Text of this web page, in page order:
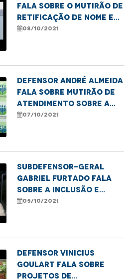
fala sobre o mutirão de
retificação de nome e
gênero para pessoas
08/10/2021
Defensor André Almeida
fala sobre mutirão de
atendimento sobre a
retificação de nome
07/10/2021
Subdefensor-geral
Gabriel Furtado fala
sobre a inclusão e
acessibilidade no dia
05/10/2021
Defensor Vinicius
Goulart fala sobre
projetos de